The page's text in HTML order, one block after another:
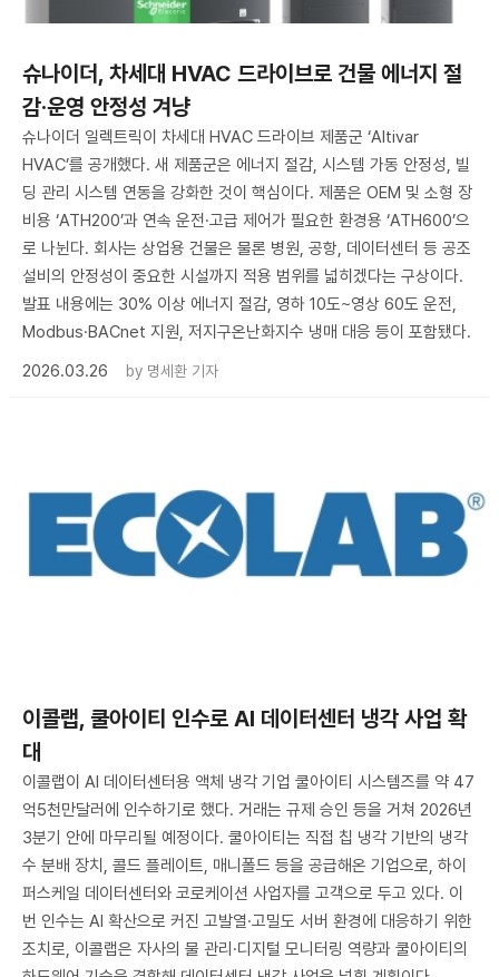
슈나이더, 차세대 HVAC 드라이브로 건물 에너지 절
감·운영 안정성 겨냥
슈나이더 일렉트릭이 차세대 HVAC 드라이브 제품군 ‘Altivar
HVAC’를 공개했다. 새 제품군은 에너지 절감, 시스템 가동 안정성, 빌
딩 관리 시스템 연동을 강화한 것이 핵심이다. 제품은 OEM 및 소형 장
비용 ‘ATH200’과 연속 운전·고급 제어가 필요한 환경용 ‘ATH600’으
로 나뉜다. 회사는 상업용 건물은 물론 병원, 공항, 데이터센터 등 공조
설비의 안정성이 중요한 시설까지 적용 범위를 넓히겠다는 구상이다.
발표 내용에는 30% 이상 에너지 절감, 영하 10도~영상 60도 운전,
Modbus·BACnet 지원, 저지구온난화지수 냉매 대응 등이 포함됐다.
2026.03.26
by 명세환 기자
이콜랩, 쿨아이티 인수로 AI 데이터센터 냉각 사업 확
대
이콜랩이 AI 데이터센터용 액체 냉각 기업 쿨아이티 시스템즈를 약 47
억5천만달러에 인수하기로 했다. 거래는 규제 승인 등을 거쳐 2026년
3분기 안에 마무리될 예정이다. 쿨아이티는 직접 칩 냉각 기반의 냉각
수 분배 장치, 콜드 플레이트, 매니폴드 등을 공급해온 기업으로, 하이
퍼스케일 데이터센터와 코로케이션 사업자를 고객으로 두고 있다. 이
번 인수는 AI 확산으로 커진 고발열·고밀도 서버 환경에 대응하기 위한
조치로, 이콜랩은 자사의 물 관리·디지털 모니터링 역량과 쿨아이티의